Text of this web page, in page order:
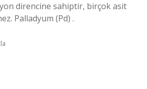
direncine sahiptir, birçok asit
Palladyum (Pd) .